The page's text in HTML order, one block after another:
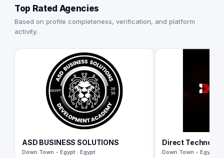
Top Rated Agencies
Based on profile completeness, verification, and platform
activity.
ASD BUSINESS SOLUTIONS
Down Town - Egypt · Egypt
Direct
Down Town - Egypt ·